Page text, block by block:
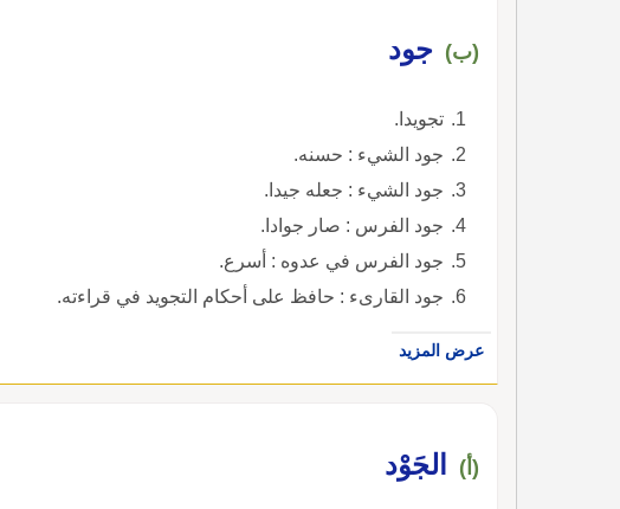
(ب) جود
تجويدا.
جود الشيء : حسنه.
جود الشيء : جعله جيدا.
جود الفرس : صار جوادا.
جود الفرس في عدوه : أسرع.
جود القارىء : حافظ على أحكام التجويد في قراءته.
عرض المزيد
(أ) الجَوْد